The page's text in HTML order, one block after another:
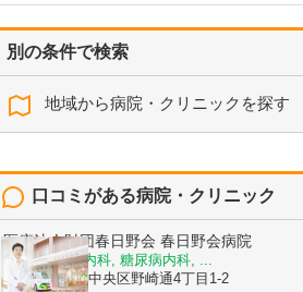
別の条件で検索
地域から病院・クリニックを探す
口コミがある病院・クリニック
医療法人財団春日野会 春日野会病院
内科, 消化器内科, 糖尿病内科, ...
兵庫県神戸市中央区野崎通4丁目1-2